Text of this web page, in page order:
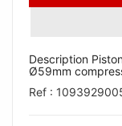
Description
Ø59mm
Ref :